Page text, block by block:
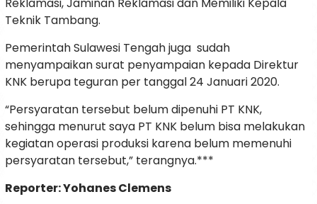
Reklamasi, Jaminan Reklamasi dan Memiliki Kepala
Teknik Tambang.
Pemerintah Sulawesi Tengah juga sudah
menyampaikan surat penyampaian kepada Direktur
KNK berupa teguran per tanggal 24 Januari 2020.
“Persyaratan tersebut belum dipenuhi PT KNK,
sehingga menurut saya PT KNK belum bisa melakukan
kegiatan operasi produksi karena belum memenuhi
persyaratan tersebut,” terangnya.***
Reporter: Yohanes Clemens